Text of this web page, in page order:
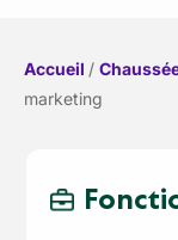
Accueil /
marketing